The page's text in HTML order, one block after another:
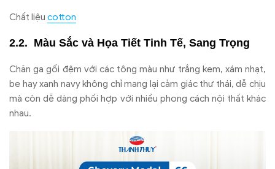
Chất liệu cotton
Màu Sắc và Họa Tiết Tinh Tế, Sang Trọng
Chăn ga gối đệm với các tông màu như trắng kem, xám nhạt,
be hay xanh navy không chỉ mang lại cảm giác thư thái, dễ chịu
mà còn dễ dàng phối hợp với nhiều phong cách nội thất khác
nhau.